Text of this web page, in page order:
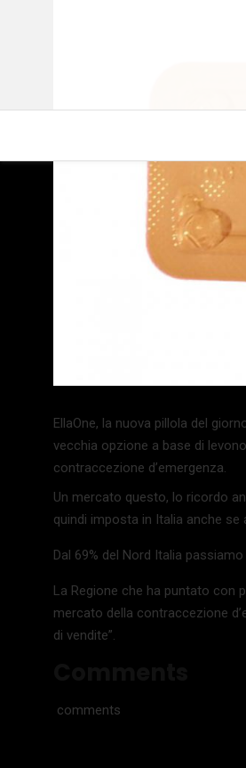
EllaOne, la nuova pillola del
vecchia opzione a base di
contraccezione d’emergenza.
Un mercato questo, lo ricordo
quindi imposta in Italia anche
Dal 69% del Nord Italia
La Regione che ha puntato con
mercato della contraccezione
di vendite”.
comments